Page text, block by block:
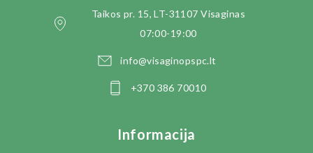
Taikos pr. 15, LT-31107 Visaginas
07:00-19:00
info@visaginopspc.lt
+370 386 70010
Informacija